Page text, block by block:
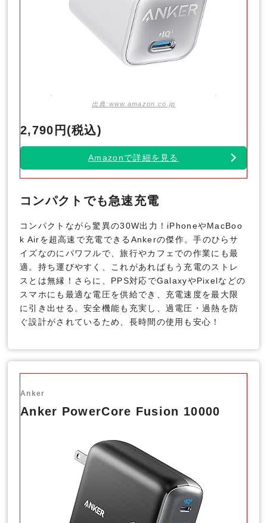
出典:www.amazon.co.jp
2,790円(税込)
Amazonで詳細を見る
コンパクトでも急速充電
コンパクトながら驚異の30W出力！iPhoneやMacBoo
k Airを超高速で充電できるAnkerの傑作。手のひらサ
イズなのにパワフルで、旅行やカフェでの作業にも最
適。持ち運びやすく、これがあればもう充電のストレ
スとは無縁！さらに、PPS対応でGalaxyやPixelなどの
スマホにも最適な電圧を供給でき、充電速度を最大限
に引き出せる。安全機能も充実し、過電圧・過熱を防
ぐ設計がされているため、長時間の使用も安心！
Anker
Anker PowerCore Fusion 10000